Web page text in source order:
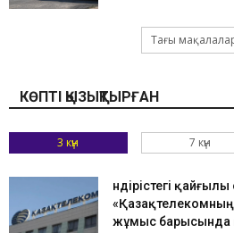
Тағы
КӨПТІ ҚЫЗЫҚТЫРҒАН
3 күн 7 күн
Өндірістегі
жұмыс барысында